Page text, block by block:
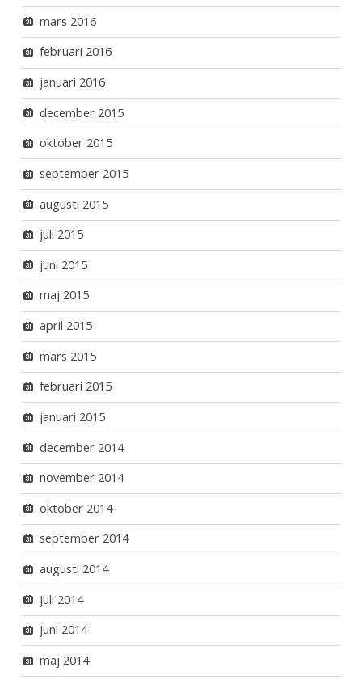
mars 2016
februari 2016
januari 2016
december 2015
oktober 2015
september 2015
augusti 2015
juli 2015
juni 2015
maj 2015
april 2015
mars 2015
februari 2015
januari 2015
december 2014
november 2014
oktober 2014
september 2014
augusti 2014
juli 2014
juni 2014
maj 2014